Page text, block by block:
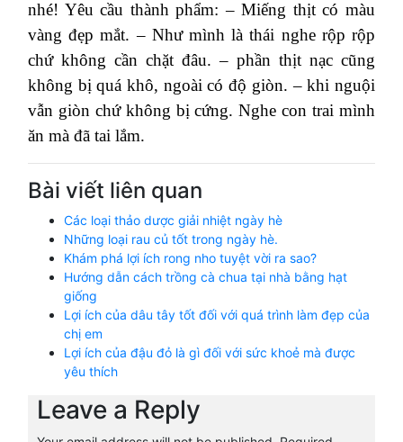
nhé! Yêu cầu thành phẩm: – Miếng thịt có màu
vàng đẹp mắt. – Như mình là thái nghe rộp rộp
chứ không cần chặt đâu. – phần thịt nạc cũng
không bị quá khô, ngoài có độ giòn. – khi nguội
vẫn giòn chứ không bị cứng. Nghe con trai mình
ăn mà đã tai lắm.
Bài viết liên quan
Các loại thảo dược giải nhiệt ngày hè
Những loại rau củ tốt trong ngày hè.
Khám phá lợi ích rong nho tuyệt vời ra sao?
Hướng dẫn cách trồng cà chua tại nhà bằng hạt
giống
Lợi ích của dâu tây tốt đối với quá trình làm đẹp của
chị em
Lợi ích của đậu đỏ là gì đối với sức khoẻ mà được
yêu thích
Leave a Reply